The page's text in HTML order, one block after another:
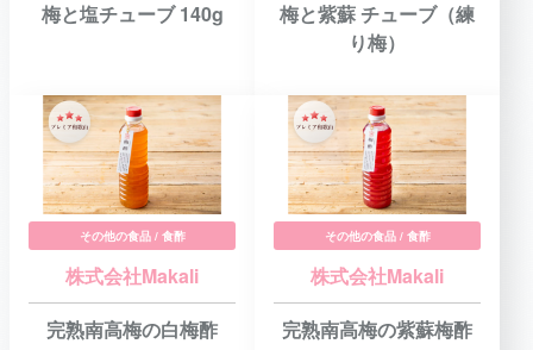
梅と塩チューブ 140g
梅と紫蘇 チューブ（練
り梅）
その他の食品 / 食酢
株式会社Makali
完熟南高梅の白梅酢
その他の食品 / 食酢
株式会社Makali
完熟南高梅の紫蘇梅酢